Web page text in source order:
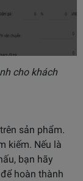
cho khách
sản phẩm.
kiếm. Nếu là
bạn hãy
hoàn thành